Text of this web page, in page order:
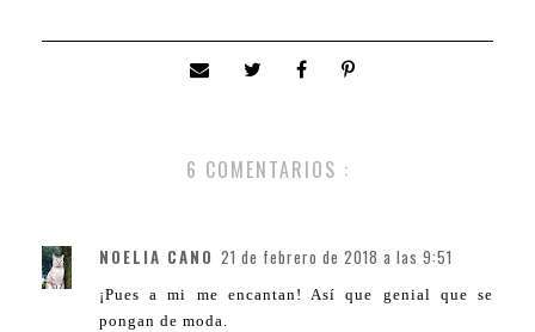
6 COMENTARIOS :
NOELIA CANO 21 de febrero de 2018 a las 9:51
¡Pues a mi me encantan! Así que genial que se
pongan de moda.